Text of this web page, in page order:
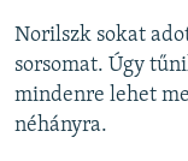
Norilszk sokat
sorsomat. Úgy
mindenre lehet
néhányra.